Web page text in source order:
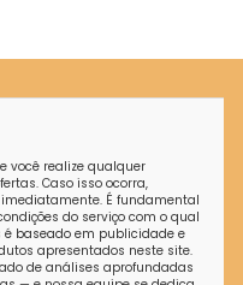
você realize qualquer
Caso isso ocorra,
É fundamental
do serviço com o qual
é baseado em publicidade e
apresentados neste site.
de análises aprofundadas